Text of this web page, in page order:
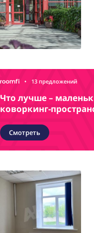
• 13 предложений
Что лучше –
коворкинг-
Смотреть